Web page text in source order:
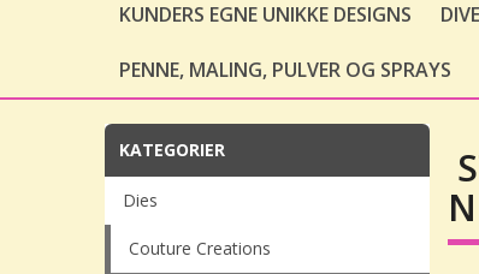
KUNDERS EGNE UNIKKE DESIGNS
PENNE, MALING, PULVER OG SPRAYS
KATEGORIER
Dies
Couture Creations